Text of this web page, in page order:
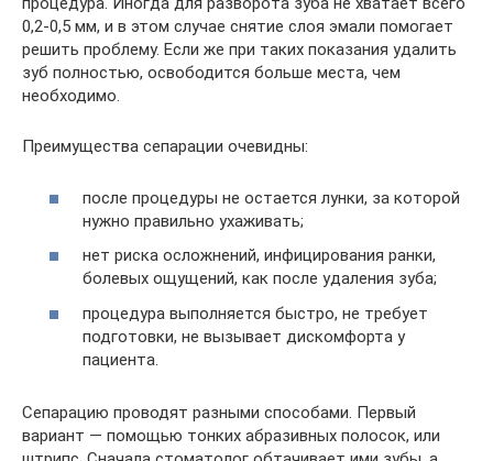
0,2-0,5 мм, и в этом случае снятие слоя эмали помогает
решить проблему. Если же при таких показания удалить
зуб полностью, освободится больше места, чем
необходимо.
Преимущества сепарации очевидны:
после процедуры не остается лунки, за которой
нужно правильно ухаживать;
нет риска осложнений, инфицирования ранки,
болевых ощущений, как после удаления зуба;
процедура выполняется быстро, не требует
подготовки, не вызывает дискомфорта у
пациента.
Сепарацию проводят разными способами. Первый
вариант — помощью тонких абразивных полосок, или